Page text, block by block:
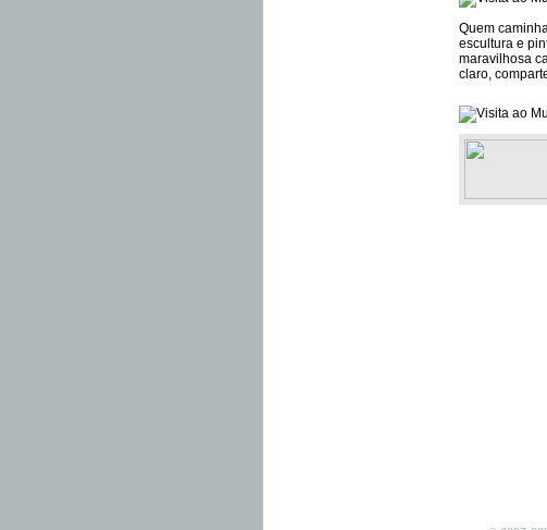
Quem
escultura e
maravilhosa
claro,